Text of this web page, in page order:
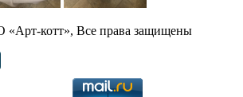
котт», Все права защищены